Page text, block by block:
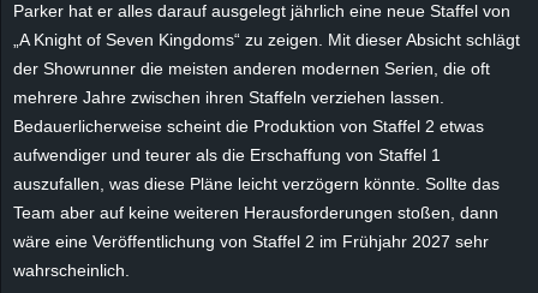
Parker hat er alles darauf ausgelegt jährlich eine neue Staffel von
„A Knight of Seven Kingdoms“ zu zeigen. Mit dieser Absicht schlägt
der Showrunner die meisten anderen modernen Serien, die oft
mehrere Jahre zwischen ihren Staffeln verziehen lassen.
Bedauerlicherweise scheint die Produktion von Staffel 2 etwas
aufwendiger und teurer als die Erschaffung von Staffel 1
auszufallen, was diese Pläne leicht verzögern könnte. Sollte das
Team aber auf keine weiteren Herausforderungen stoßen, dann
wäre eine Veröffentlichung von Staffel 2 im Frühjahr 2027 sehr
wahrscheinlich.